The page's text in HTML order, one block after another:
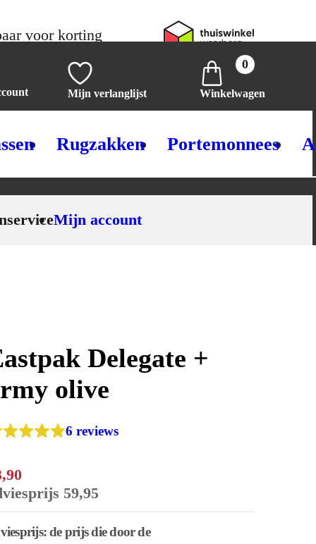
voor korting
Rugzakken Portemonnees
Mijn account
0
Winkelwagen
Mijn verlanglijst
Delegate +
olive
6 reviews
,90
59,95
de prijs die door de